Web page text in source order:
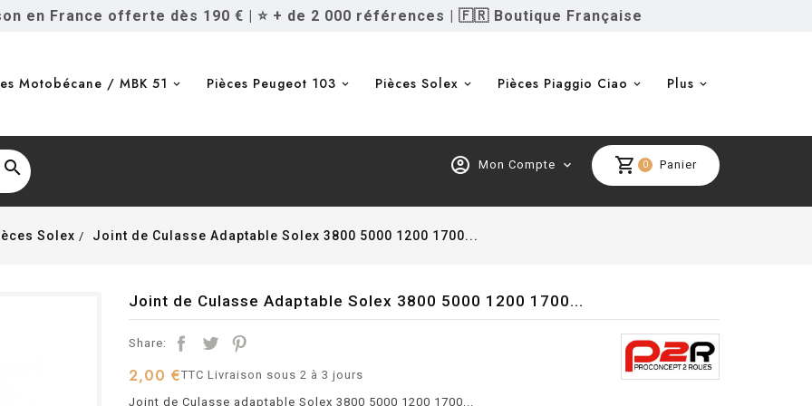
en France offerte dès 190 € | ⭐ + de 2 000 références | 🇫🇷 Boutique Française
Motobécane / MBK 51 Pièces Peugeot 103 Pièces Solex Pièces Piaggio Ciao Plus
 shopping_cart 0 Panier
account_circle Mon Compte expand_more
Solex Joint de Culasse Adaptable Solex 3800 5000 1200 1700...
Joint de Culasse Adaptable Solex 3800 5000 1200 1700...
Share:
2,00 €TTC Livraison sous 2 à 3 jours
Joint de Culasse adaptable Solex 3800 5000 1200 1700...